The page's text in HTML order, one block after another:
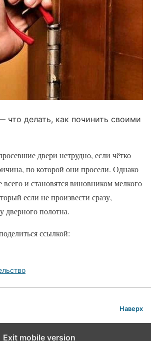
что делать, как починить своими
двери нетрудно, если чётко
по которой они просели. Однако
и становятся виновником мелкого
если не произвести сразу,
дверного полотна.
ссылкой:
Наверх
Exit mobile version